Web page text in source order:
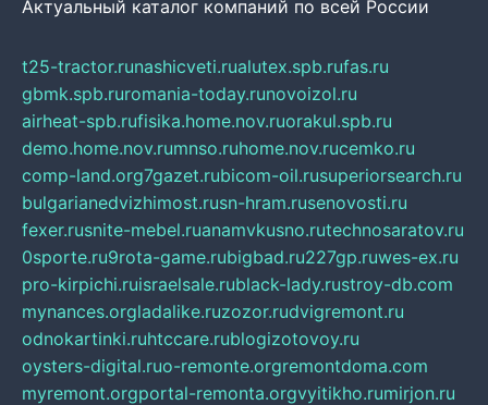
Актуальный каталог компаний по всей России
t25-tractor.runashicveti.rualutex.spb.rufas.ru
gbmk.spb.ruromania-today.runovoizol.ru
airheat-spb.rufisika.home.nov.ruorakul.spb.ru
demo.home.nov.rumnso.ruhome.nov.rucemko.ru
comp-land.org7gazet.rubicom-oil.rusuperiorsearch.ru
bulgarianedvizhimost.rusn-hram.rusenovosti.ru
fexer.rusnite-mebel.ruanamvkusno.rutechnosaratov.ru
0sporte.ru9rota-game.rubigbad.ru227gp.ruwes-ex.ru
pro-kirpichi.ruisraelsale.rublack-lady.rustroy-db.com
mynances.orgladalike.ruzozor.rudvigremont.ru
odnokartinki.ruhtccare.rublogizotovoy.ru
oysters-digital.ruo-remonte.orgremontdoma.com
myremont.orgportal-remonta.orgvyitikho.rumirjon.ru